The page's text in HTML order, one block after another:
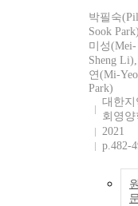
박필숙
Sook
미성(Mei-
Sheng
연(Mi-
Park)
대한지
회영
2021
p.482-